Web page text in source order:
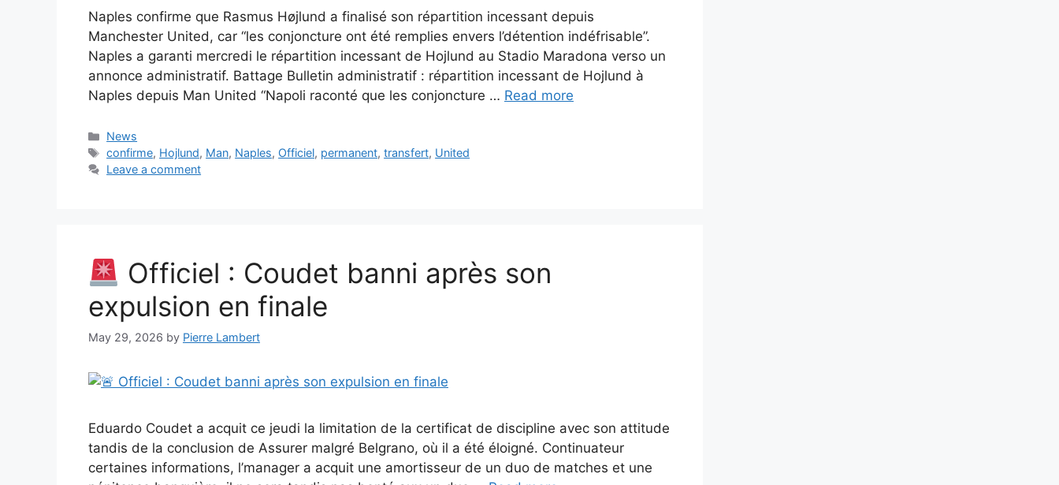
Naples confirme que Rasmus Højlund a finalisé son répartition incessant depuis
Manchester United, car “les conjoncture ont été remplies envers l’détention indéfrisable”.
Naples a garanti mercredi le répartition incessant de Hojlund au Stadio Maradona verso un
annonce administratif. Battage Bulletin administratif : répartition incessant de Hojlund à
Naples depuis Man United “Napoli raconté que les conjoncture … Read more
Categories
News
Tags
confirme, Hojlund, Man, Naples, Officiel, permanent,transfert, United
Leave a comment
Officiel : Coudet banni après son
expulsion en finale
May 29, 2026 by Pierre Lambert
Eduardo Coudet a acquit ce jeudi la limitation de la certificat de discipline avec son attitude
tandis de la conclusion de Assurer malgré Belgrano, où il a été éloigné. Continuateur
certaines informations, l’manager a acquit une amortisseur de un duo de matches et une